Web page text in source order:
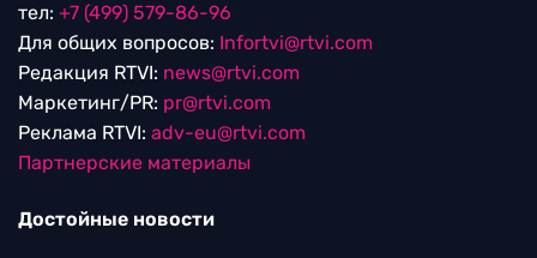
тел: +7 (499) 579-86-96
Для общих вопросов: Infortvi@rtvi.com
Редакция RTVI: news@rtvi.com
Маркетинг/PR: pr@rtvi.com
Реклама RTVI: adv-eu@rtvi.com
Партнерские материалы
Достойные новости